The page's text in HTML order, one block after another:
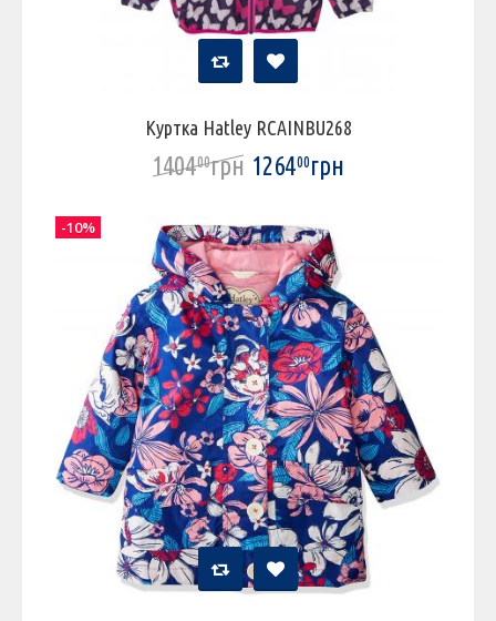
Куртка Hatley RCAINBU268
140400грн 126400грн
-10%